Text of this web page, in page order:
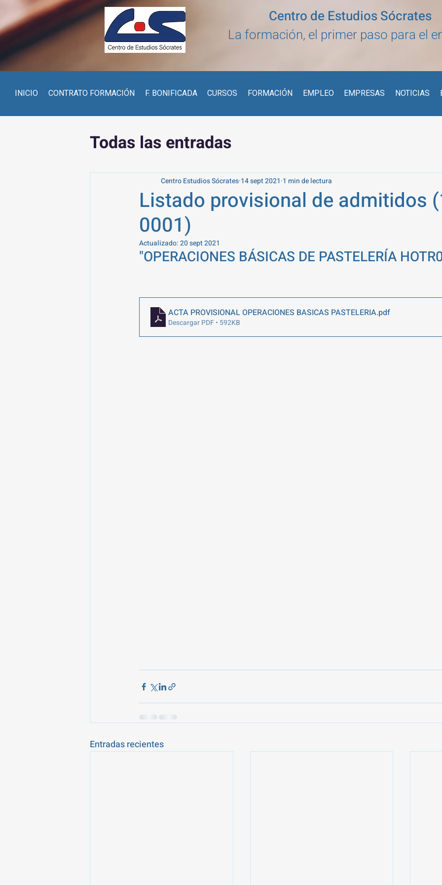
Centro de Estudios Sócrates
La formación, el primer paso para el
INICIO CONTRATO FORMACIÓN F. BONIFICADA CURSOS FORMACIÓN EMPLEO EMPRESAS NOTICIAS
Todas las entradas
Listado provisional de admitidos
0001)
Centro Estudios Sócrates 14 sept 2021 1 min de lectura
Actualizado:20 sept 2021
"OPERACIONES BÁSICAS DE PASTELERÍA
ACTA PROVISIONAL OPERACIONES BASICAS PASTELERIA.pdf
Descargar PDF • 592KB
Entradas recientes